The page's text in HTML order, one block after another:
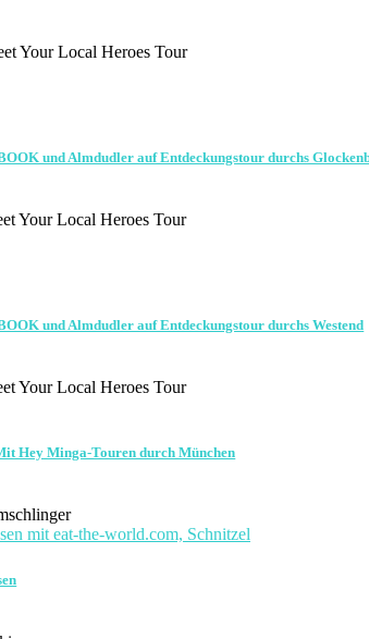
Your Local Heroes Tour
und Almdudler auf Entdeckungstour durchs
Your Local Heroes Tour
und Almdudler auf Entdeckungstour durchs Westend
Your Local Heroes Tour
Hey Minga-Touren durch München